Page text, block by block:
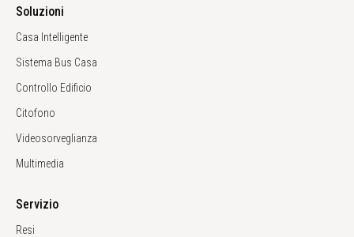
Soluzioni
Casa Intelligente
Sistema Bus Casa
Controllo Edificio
Citofono
Videosorveglianza
Multimedia
Servizio
Resi